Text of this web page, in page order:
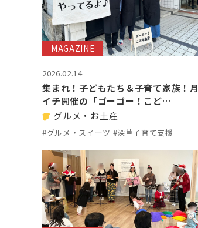
MAGAZINE
2026.02.14
集まれ！子どもたち＆子育て家族！月
イチ開催の「ゴーゴー！こど…
グルメ・お土産
#グルメ・スイーツ #深草子育て支援